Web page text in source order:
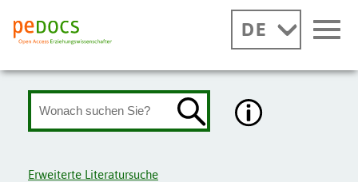
DE
Erweiterte Literatursuche